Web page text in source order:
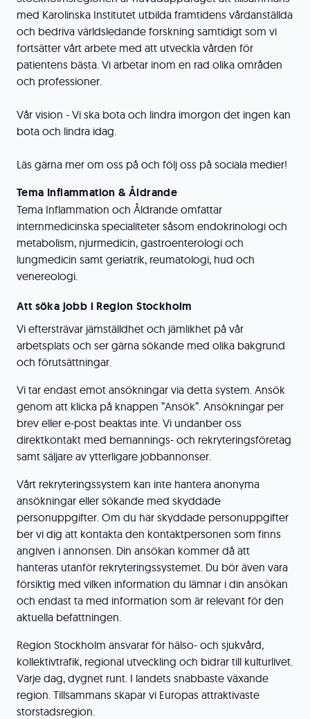
med Karolinska Institutet utbilda framtidens vårdanställda
och bedriva världsledande forskning samtidigt som vi
fortsätter vårt arbete med att utveckla vården för
patientens bästa. Vi arbetar inom en rad olika områden
och professioner.
Vår vision - Vi ska bota och lindra imorgon det ingen kan
bota och lindra idag.
Läs gärna mer om oss på och följ oss på sociala medier!
Tema Inflammation & Åldrande
Tema Inflammation och Åldrande omfattar
internmedicinska specialiteter såsom endokrinologi och
metabolism, njurmedicin, gastroenterologi och
lungmedicin samt geriatrik, reumatologi, hud och
venereologi.
Att söka jobb i Region Stockholm
Vi eftersträvar jämställdhet och jämlikhet på vår
arbetsplats och ser gärna sökande med olika bakgrund
och förutsättningar.
Vi tar endast emot ansökningar via detta system. Ansök
genom att klicka på knappen ”Ansök”. Ansökningar per
brev eller e-post beaktas inte. Vi undanber oss
direktkontakt med bemannings- och rekryteringsföretag
samt säljare av ytterligare jobbannonser.
Vårt rekryteringssystem kan inte hantera anonyma
ansökningar eller sökande med skyddade
personuppgifter. Om du har skyddade personuppgifter
ber vi dig att kontakta den kontaktpersonen som finns
angiven i annonsen. Din ansökan kommer då att
hanteras utanför rekryteringssystemet. Du bör även vara
försiktig med vilken information du lämnar i din ansökan
och endast ta med information som är relevant för den
aktuella befattningen.
Region Stockholm ansvarar för hälso- och sjukvård,
kollektivtrafik, regional utveckling och bidrar till kulturlivet.
Varje dag, dygnet runt. I landets snabbaste växande
region. Tillsammans skapar vi Europas attraktivaste
storstadsregion.